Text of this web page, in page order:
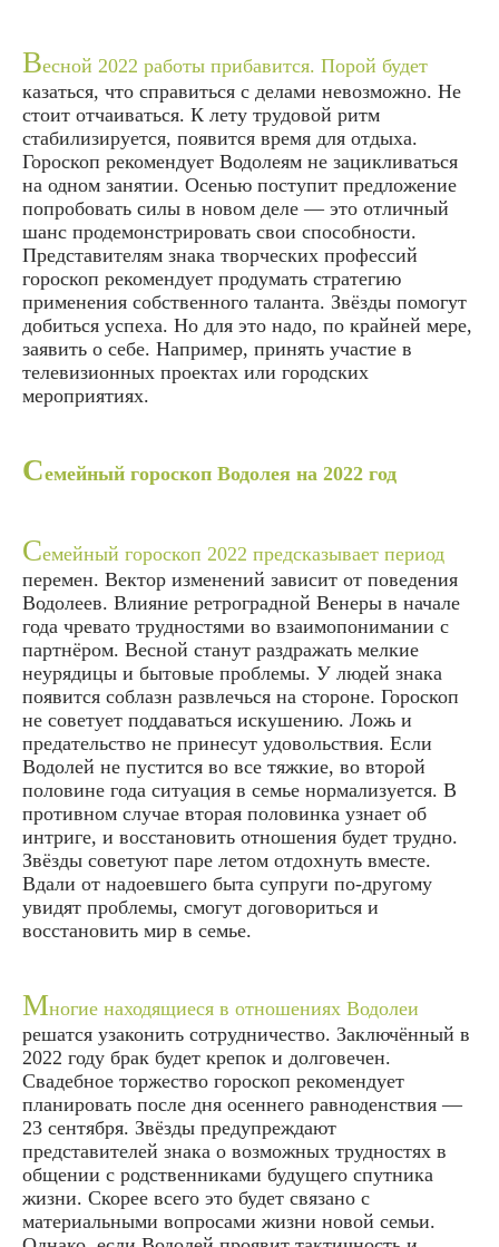
Весной 2022 работы прибавится. Порой будет
казаться, что справиться с делами невозможно. Не
стоит отчаиваться. К лету трудовой ритм
стабилизируется, появится время для отдыха.
Гороскоп рекомендует Водолеям не зацикливаться
на одном занятии. Осенью поступит предложение
попробовать силы в новом деле — это отличный
шанс продемонстрировать свои способности.
Представителям знака творческих профессий
гороскоп рекомендует продумать стратегию
применения собственного таланта. Звёзды помогут
добиться успеха. Но для это надо, по крайней мере,
заявить о себе. Например, принять участие в
телевизионных проектах или городских
мероприятиях.
Семейный гороскоп Водолея на 2022 год
Семейный гороскоп 2022 предсказывает период
перемен. Вектор изменений зависит от поведения
Водолеев. Влияние ретроградной Венеры в начале
года чревато трудностями во взаимопонимании с
партнёром. Весной станут раздражать мелкие
неурядицы и бытовые проблемы. У людей знака
появится соблазн развлечься на стороне. Гороскоп
не советует поддаваться искушению. Ложь и
предательство не принесут удовольствия. Если
Водолей не пустится во все тяжкие, во второй
половине года ситуация в семье нормализуется. В
противном случае вторая половинка узнает об
интриге, и восстановить отношения будет трудно.
Звёзды советуют паре летом отдохнуть вместе.
Вдали от надоевшего быта супруги по-другому
увидят проблемы, смогут договориться и
восстановить мир в семье.
Многие находящиеся в отношениях Водолеи
решатся узаконить сотрудничество. Заключённый в
2022 году брак будет крепок и долговечен.
Свадебное торжество гороскоп рекомендует
планировать после дня осеннего равноденствия —
23 сентября. Звёзды предупреждают
представителей знака о возможных трудностях в
общении с родственниками будущего спутника
жизни. Скорее всего это будет связано с
материальными вопросами жизни новой семьи.